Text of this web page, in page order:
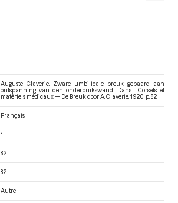
Auguste Claverie. Zware umbilicale breuk gepaard aan
ontspanning van den onderbuikswand. Dans : Corsets et
matériels médicaux — De Breuk door A. Claverie . 1920. p. 82.
Français
1
82
82
Autre